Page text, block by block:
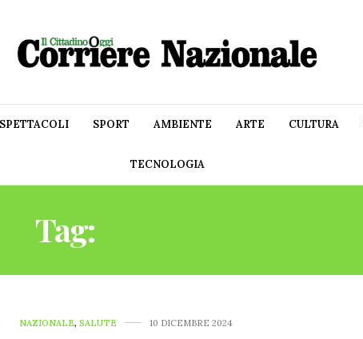
SPETTACOLI SPORT AMBIENTE ARTE CULTURA
TECNOLOGIA
Tag:
NAZIONALE, SALUTE 10 DICEMBRE 2024